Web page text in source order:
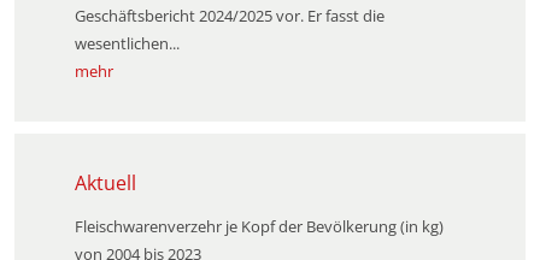
Geschäftsbericht 2024/2025 vor. Er fasst die
wesentlichen...
mehr
Aktuell
Fleischwarenverzehr je Kopf der Bevölkerung (in kg)
von 2004 bis 2023